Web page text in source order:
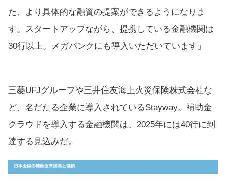
た、より具体的な融資の提案ができるようになりま
す。スタートアップながら、提携している金融機関は
30行以上。メガバンクにも導入いただいています」
三菱UFJグループや三井住友海上火災保険株式会社な
ど、名だたる企業に導入されているStayway。補助金
クラウドを導入する金融機関は、2025年には40行に到
達する見込みだ。